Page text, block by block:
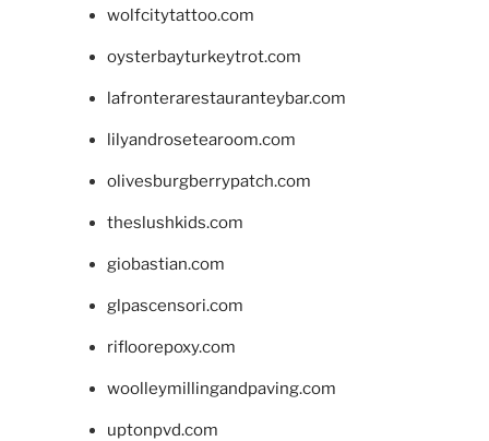
wolfcitytattoo.com
oysterbayturkeytrot.com
lafronterarestauranteybar.com
lilyandrosetearoom.com
olivesburgberrypatch.com
theslushkids.com
giobastian.com
glpascensori.com
rifloorepoxy.com
woolleymillingandpaving.com
uptonpvd.com